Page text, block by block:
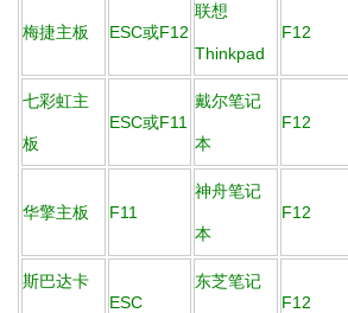
梅捷主板 ESC或F12
联想
Thinkpad
F12
七彩虹主
板
ESC或F11
戴尔笔记
本
F12
华擎主板 F11
神舟笔记
本
F12
斯巴达卡
ESC
东芝笔记
F12